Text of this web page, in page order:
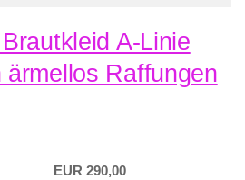
A-Linie
Raffungen
EUR 290,00